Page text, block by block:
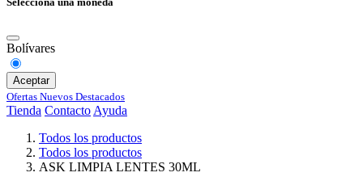
Bolívares
Aceptar
Ofertas Nuevos Destacados
Tienda Contacto Ayuda
Todos los productos
Todos los productos
ASK LIMPIA LENTES 30ML